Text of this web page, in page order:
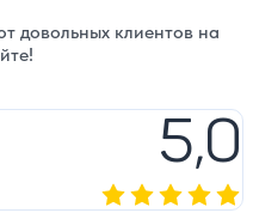
довольных клиентов на
5,0